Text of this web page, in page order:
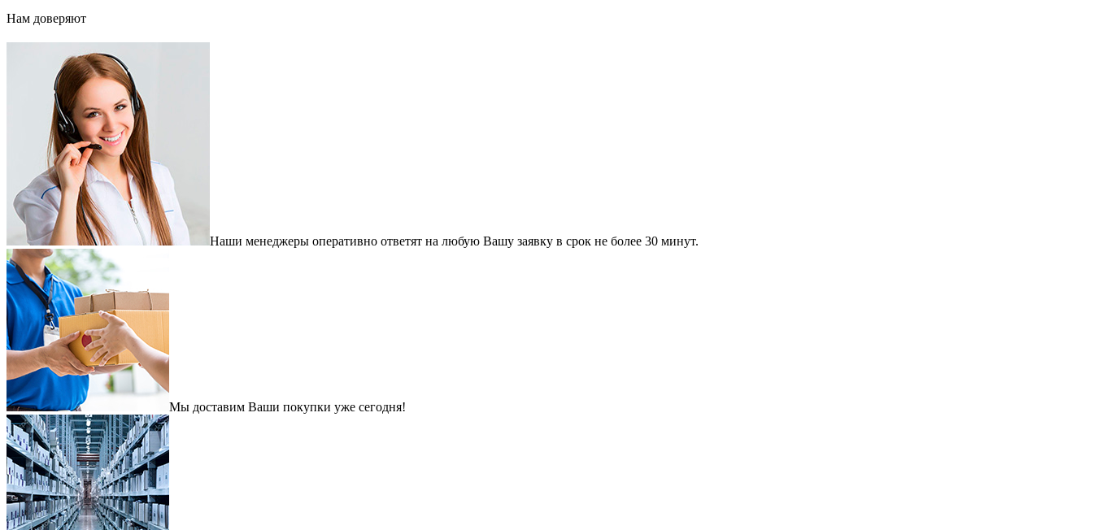
Нам доверяют
Наши менеджеры оперативно ответят на любую Вашу заявку в срок не более 30 минут.
Мы доставим Ваши покупки уже сегодня!